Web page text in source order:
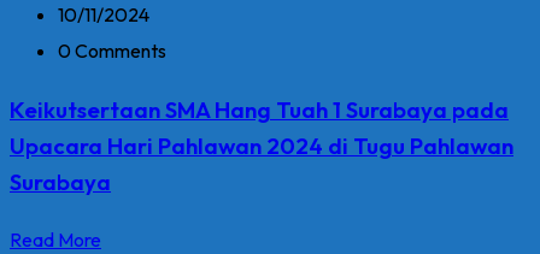
10/11/2024
0 Comments
Keikutsertaan SMA Hang Tuah 1 Surabaya pada
Upacara Hari Pahlawan 2024 di Tugu Pahlawan
Surabaya
Read More